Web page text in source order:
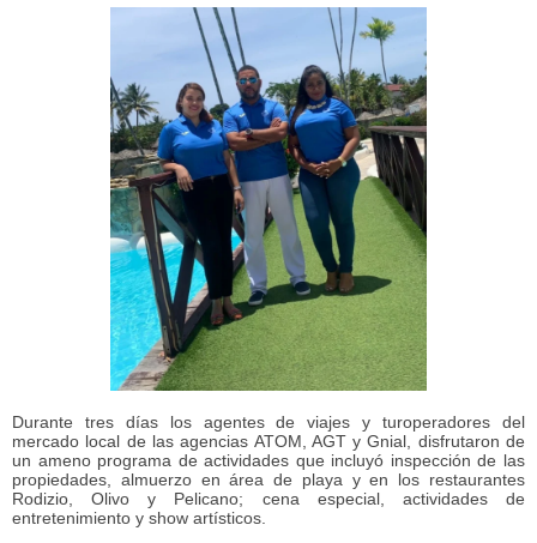
Durante tres días los agentes de viajes y turoperadores del
mercado local de las agencias ATOM, AGT y Gnial, disfrutaron de
un ameno programa de actividades que incluyó inspección de las
propiedades, almuerzo en área de playa y en los restaurantes
Rodizio, Olivo y Pelicano; cena especial, actividades de
entretenimiento y show artísticos.